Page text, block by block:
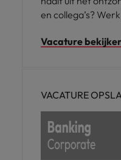
en collega’s?
centrale rol speelt
Vacature
VACATURE